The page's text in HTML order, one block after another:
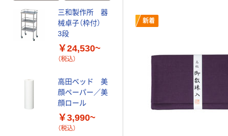
新着
三和製作所 器
械卓子（枠付）
3段
￥24,530~
（税込）
高田ベッド 美
顔ペーパー／美
顔ロール
￥3,990~
（税込）
サンワサプラ
イ ラウンドチ
ェア